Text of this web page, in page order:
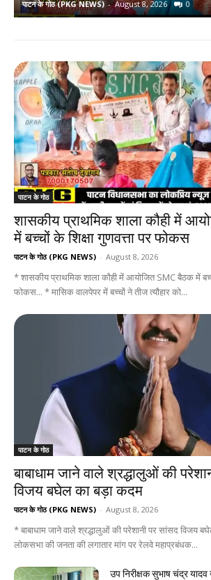
पाटन के गोठ (PKG NEWS) - August 8, 2026 0
पाटन के गोठ
शासकीय प्राथमिक शाला कौही में
में बच्चों के शिक्षा गुणवत्ता पर फोकस
पाटन के गोठ (PKG NEWS) - August 8, 2026
* शासकीय प्राथमिक शाला कौही में आयोजित SMC बैठक में
फोकस... * मासिक वालपेपर में बच्चों ने तीज त्यौहार को...
पाटन के गोठ
बाबाधाम जाने वाले श्रद्धालुओं की
विजय बघेल का बड़ा कदम
पाटन के गोठ (PKG NEWS) - August 8, 2026
* बाबाधाम जाने वाले श्रद्धालुओं की परेशानी पर सांसद विजय
लोकसभा की जनता की लगातार मांग पर रेलवे महाप्रबंधक...
उप निरीक्षक सुभाष चंद्र यादव ने